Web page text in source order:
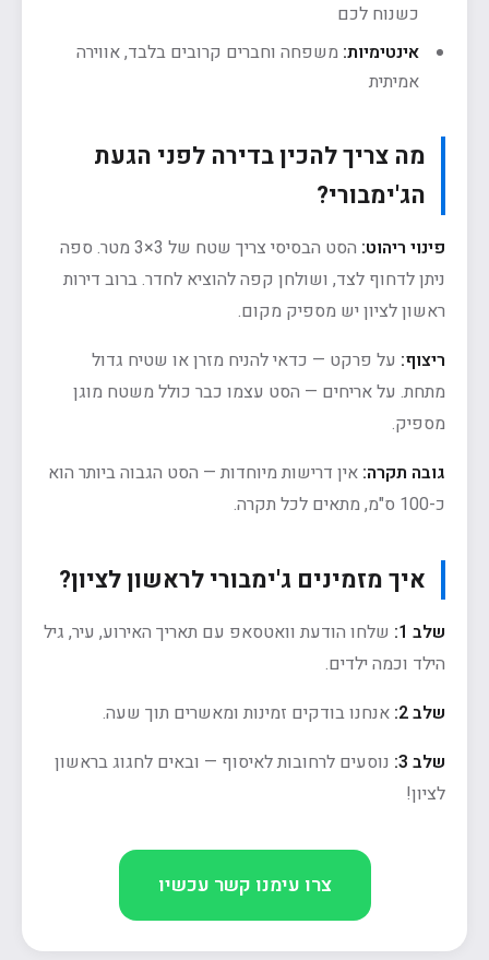
כשנוח לכם
אינטימיות: משפחה וחברים קרובים בלבד, אווירה
אמיתית
מה צריך להכין בדירה לפני הגעת
הג'ימבורי?
פינוי ריהוט:
הסט הבסיסי צריך שטח של 3×3 מטר. ספה
ניתן לדחוף לצד, ושולחן קפה להוציא לחדר. ברוב דירות
ראשון לציון יש מספיק מקום.
ריצוף: על פרקט — כדאי להניח מזרן או שטיח גדול
מתחת. על אריחים — הסט עצמו כבר כולל משטח מוגן
מספיק.
גובה תקרה: אין דרישות מיוחדות — הסט הגבוה ביותר הוא
כ-100 ס"מ, מתאים לכל תקרה.
איך מזמינים ג'ימבורי לראשון לציון?
שלב 1:
שלחו הודעת וואטסאפ עם תאריך האירוע, עיר, גיל
הילד וכמה ילדים.
שלב 2:
אנחנו בודקים זמינות ומאשרים תוך שעה.
שלב 3:
נוסעים לרחובות לאיסוף — ובאים לחגוג בראשון
לציון!
צרו עימנו קשר עכשיו